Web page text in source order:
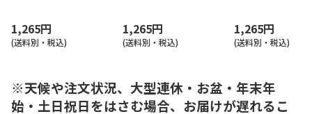
1,265円
(送料別・税込)
1,265円
(送料別・税込)
1,265円
(送料別・税込)
※天候や注文状況、大型連休・お盆・年末年
始・土日祝日をはさむ場合、お届けが遅れるこ